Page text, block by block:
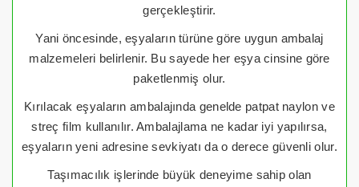
gerçekleştirir.
Yani öncesinde, eşyaların türüne göre uygun ambalaj
malzemeleri belirlenir. Bu sayede her eşya cinsine göre
paketlenmiş olur.
Kırılacak eşyaların ambalajında genelde patpat naylon ve
streç film kullanılır. Ambalajlama ne kadar iyi yapılırsa,
eşyaların yeni adresine sevkiyatı da o derece güvenli olur.
Taşımacılık işlerinde büyük deneyime sahip olan